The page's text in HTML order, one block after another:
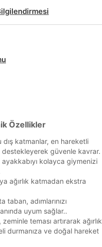
Özellikler
dış katmanlar, en hareketli
destekleyerek güvenle kavrar.
kolayca giymenizi
ağırlık katmadan ekstra
adımlarınızı
uyum sağlar..
teması artırarak ağırlık
durmanıza ve doğal hareket